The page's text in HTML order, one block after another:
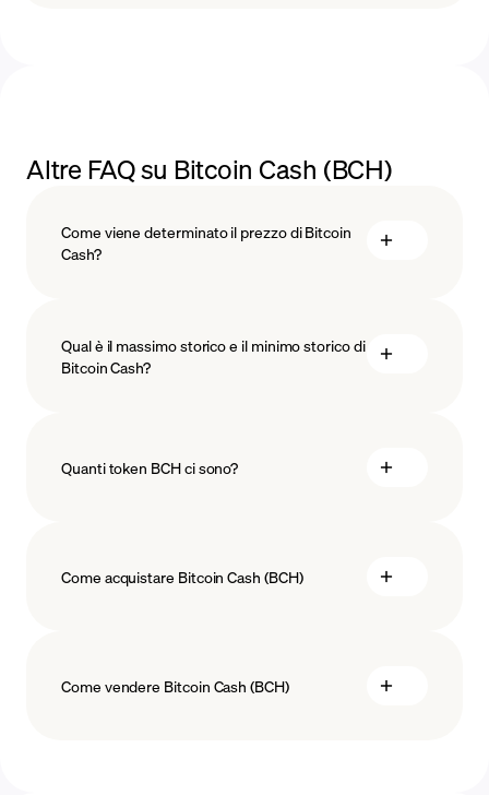
Altre FAQ su Bitcoin Cash (BCH)
Come viene determinato il prezzo di Bitcoin
Cash?
blockchain
technology
Qual è il massimo storico e il minimo storico di
Bitcoin Cash?
Quanti token BCH ci sono?
Come acquistare Bitcoin Cash (BCH)
Come vendere Bitcoin Cash (BCH)